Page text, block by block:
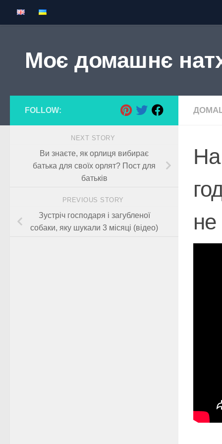
Skip to content
Моє домашнє
не
FOLLOW:
NEXT STORY
Ви знаєте, як орлиця вибирає
батька для своїх орлят? Пост для
батьків
PREVIOUS STORY
Зустріч господаря і загубленої
собаки, яку шукали 3 місяці (відео)